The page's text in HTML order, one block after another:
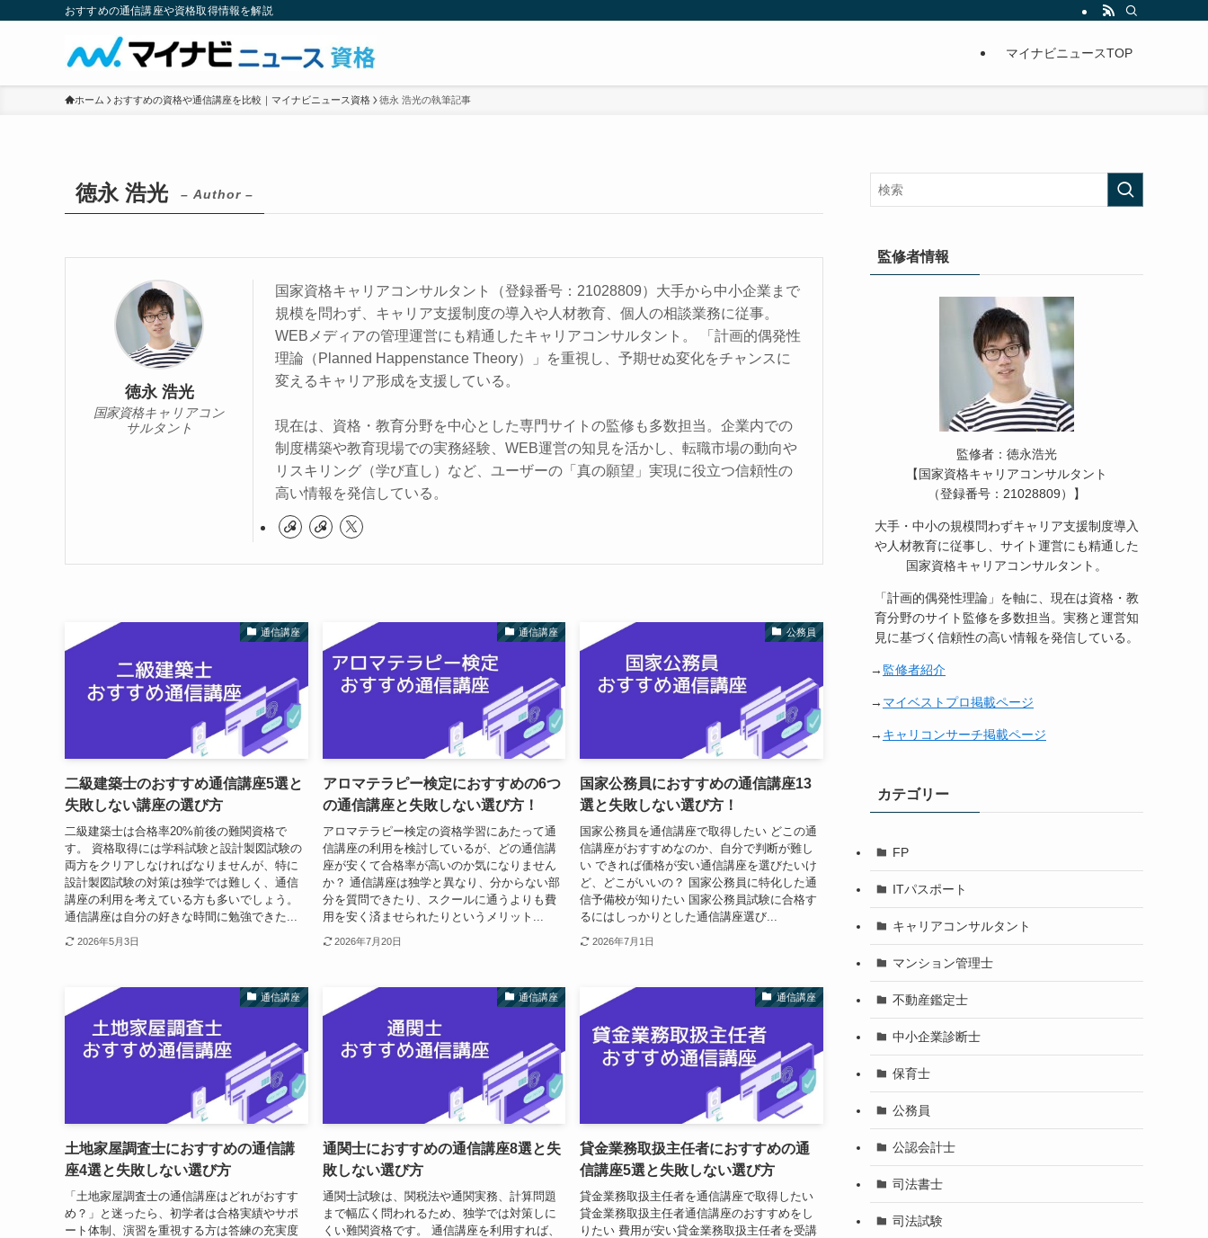
おすすめの通信講座や資格取得情報を解説
マイナビニュースTOP
ホーム おすすめの資格や通信講座を比較｜マイナビニュース資格 徳永 浩光の執筆記事
徳永 浩光 – Author –
徳永 浩光
国家資格キャリアコン
サルタント
国家資格キャリアコンサルタント（登録番号：21028809）大手から中小企業まで
規模を問わず、キャリア支援制度の導入や人材教育、個人の相談業務に従事。
WEBメディアの管理運営にも精通したキャリアコンサルタント。 「計画的偶発性
理論（Planned Happenstance Theory）」を重視し、予期せぬ変化をチャンスに
変えるキャリア形成を支援している。
現在は、資格・教育分野を中心とした専門サイトの監修も多数担当。企業内での
制度構築や教育現場での実務経験、WEB運営の知見を活かし、転職市場の動向や
リスキリング（学び直し）など、ユーザーの「真の願望」実現に役立つ信頼性の
高い情報を発信している。
通信講座
二級建築士のおすすめ通信講座5選と
失敗しない講座の選び方
二級建築士は合格率20%前後の難関資格で
す。 資格取得には学科試験と設計製図試験の
両方をクリアしなければなりませんが、特に
設計製図試験の対策は独学では難しく、通信
講座の利用を考えている方も多いでしょう。
通信講座は自分の好きな時間に勉強できた...
2026年5月3日
通信講座
アロマテラピー検定におすすめの6つ
の通信講座と失敗しない選び方！
アロマテラピー検定の資格学習にあたって通
信講座の利用を検討しているが、どの通信講
座が安くて合格率が高いのか気になりません
か？ 通信講座は独学と異なり、分からない部
分を質問できたり、スクールに通うよりも費
用を安く済ませられたりというメリット...
2026年7月20日
公務員
国家公務員におすすめの通信講座13
選と失敗しない選び方！
国家公務員を通信講座で取得したい どこの通
信講座がおすすめなのか、自分で判断が難し
い できれば価格が安い通信講座を選びたいけ
ど、どこがいいの？ 国家公務員に特化した通
信予備校が知りたい 国家公務員試験に合格す
るにはしっかりとした通信講座選び...
2026年7月1日
通信講座
土地家屋調査士におすすめの通信講
座4選と失敗しない選び方
「土地家屋調査士の通信講座はどれがおすす
め？」と迷ったら、初学者は合格実績やサポ
ート体制、演習を重視する方は答練の充実度
通信講座
通関士におすすめの通信講座8選と失
敗しない選び方
通関士試験は、関税法や通関実務、計算問題
まで幅広く問われるため、独学では対策しに
くい難関資格です。 通信講座を利用すれば、
通信講座
貸金業務取扱主任者におすすめの通
信講座5選と失敗しない選び方
貸金業務取扱主任者を通信講座で取得したい
貸金業務取扱主任者通信講座のおすすめをし
りたい 費用が安い貸金業務取扱主任者を受講
監修者情報
監修者：徳永浩光
【国家資格キャリアコンサルタント
（登録番号：21028809）】
大手・中小の規模問わずキャリア支援制度導入
や人材教育に従事し、サイト運営にも精通した
国家資格キャリアコンサルタント。
「計画的偶発性理論」を軸に、現在は資格・教
育分野のサイト監修を多数担当。実務と運営知
見に基づく信頼性の高い情報を発信している。
→ 監修者紹介
→ マイベストプロ掲載ページ
→ キャリコンサーチ掲載ページ
カテゴリー
FP
ITパスポート
キャリアコンサルタント
マンション管理士
不動産鑑定士
中小企業診断士
保育士
公務員
公認会計士
司法書士
司法試験